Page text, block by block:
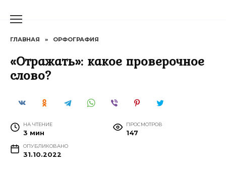
ГЛАВНАЯ » ОРФОГРАФИЯ
«Отражать»: какое проверочное
слово?
НА ЧТЕНИЕ
3 мин
ПРОСМОТРОВ
147
ОПУБЛИКОВАНО
31.10.2022